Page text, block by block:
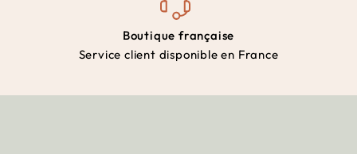
Boutique française
Service client disponible en France